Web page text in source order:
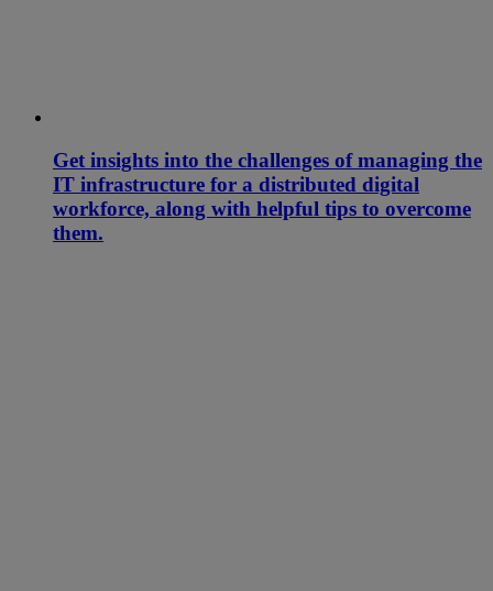
Get insights into the challenges of managing the
IT infrastructure for a distributed digital
workforce, along with helpful tips to overcome
them.